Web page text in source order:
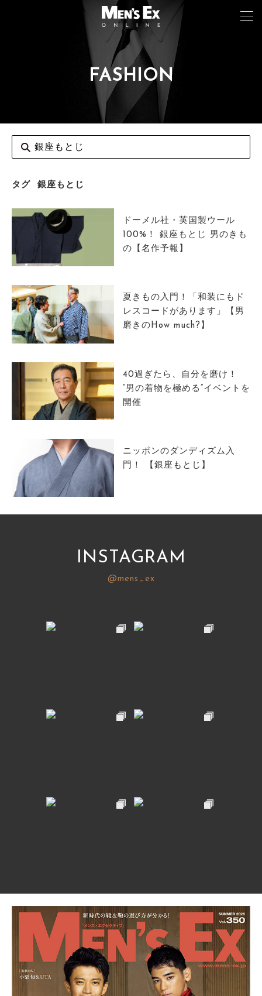
FASHION
タグ 銀座もとじ
ドーメル社・英国製ウール
100%！ 銀座もとじ 男のきも
の【名作予報】
夏きもの入門！「和装にもド
レスコードがあります」【男
磨きのHow much?】
40過ぎたら、自分を磨け！
“男の着物を極める”イベントを
開催
ニッポンのダンディズム入
門！ 【銀座もとじ】
INSTAGRAM
@mens_ex
CAR&BIKE
LIFESTYLE
COLUMN
MAGAZINE
ABOUT SITE
サイトマップ